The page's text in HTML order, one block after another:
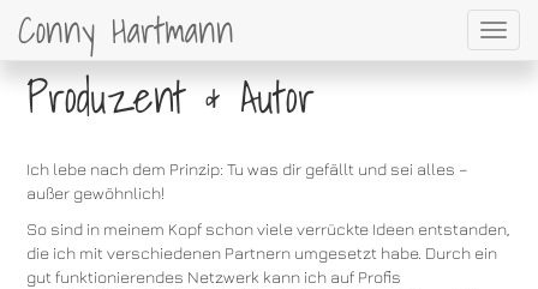
Skip
content
Conny Hartmann
Produzent & Autor
Ich lebe nach dem Prinzip: Tu was dir gefällt und sei alles –
außer gewöhnlich!
So sind in meinem Kopf schon viele verrückte Ideen entstanden,
die ich mit verschiedenen Partnern umgesetzt habe. Durch ein
gut funktionierendes Netzwerk kann ich auf Profis